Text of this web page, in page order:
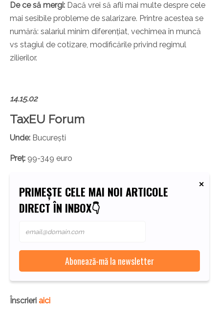
De ce să mergi: Dacă vrei să afli mai multe despre cele
mai sesibile probleme de salarizare. Printre acestea se
numără: salariul minim diferențiat, vechimea în muncă
vs stagiul de cotizare, modificările privind regimul
zilierilor.
14.15.02
TaxEU Forum
Unde: București
Preț: 99-349 euro
PRIMEȘTE CELE MAI NOI ARTICOLE
DIRECT ÎN INBOX👇
Înscrieri aici